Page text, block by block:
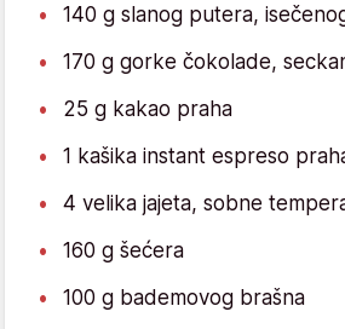
140 g slanog putera,
170 g gorke čokolade,
25 g kakao praha
1 kašika instant espreso
4 velika jajeta, sobne
160 g šećera
100 g bademovog brašna